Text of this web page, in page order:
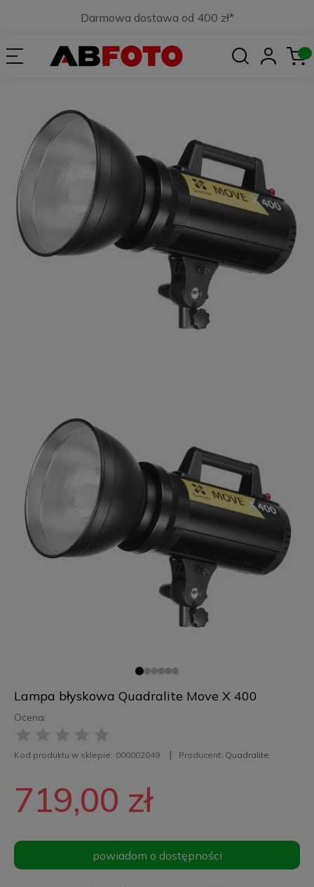
Darmowa dostawa od 400 zł*
Lampa błyskowa Quadralite Move X 400
Ocena:
Kod produktu w sklepie: 000002049 Producent: Quadralite
719,00 zł
powiadom o dostępności